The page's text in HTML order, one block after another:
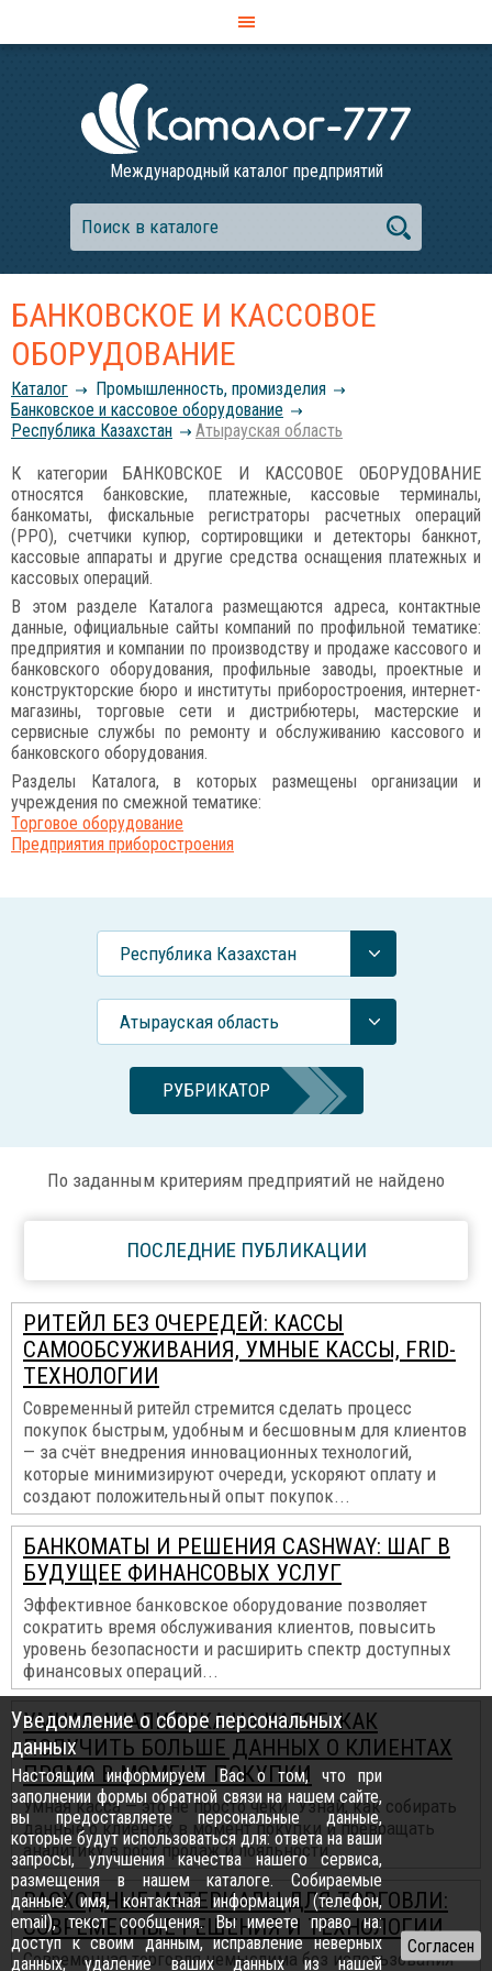
Международный каталог предприятий
БАНКОВСКОЕ И КАССОВОЕ
ОБОРУДОВАНИЕ
Каталог
Промышленность, промизделия
Банковское и кассовое оборудование
Республика Казахстан
Атырауская область
К категории БАНКОВСКОЕ И КАССОВОЕ ОБОРУДОВАНИЕ
относятся банковские, платежные, кассовые терминалы,
банкоматы, фискальные регистраторы расчетных операций
(РРО), счетчики купюр, сортировщики и детекторы банкнот,
кассовые аппараты и другие средства оснащения платежных и
кассовых операций.
В этом разделе Каталога размещаются адреса, контактные
данные, официальные сайты компаний по профильной тематике:
предприятия и компании по производству и продаже кассового и
банковского оборудования, профильные заводы, проектные и
конструкторские бюро и институты приборостроения, интернет-
магазины, торговые сети и дистрибютеры, мастерские и
сервисные службы по ремонту и обслуживанию кассового и
банковского оборудования.
Разделы Каталога, в которых размещены организации и
учреждения по смежной тематике:
Торговое оборудование
Предприятия приборостроения
Республика Казахстан
Атырауская область
РУБРИКАТОР
По заданным критериям предприятий не найдено
ПОСЛЕДНИЕ ПУБЛИКАЦИИ
РИТЕЙЛ БЕЗ ОЧЕРЕДЕЙ: КАССЫ
САМООБСУЖИВАНИЯ, УМНЫЕ КАССЫ, FRID-
ТЕХНОЛОГИИ
Современный ритейл стремится сделать процесс
покупок быстрым, удобным и бесшовным для клиентов
— за счёт внедрения инновационных технологий,
которые минимизируют очереди, ускоряют оплату и
создают положительный опыт покупок...
БАНКОМАТЫ И РЕШЕНИЯ CASHWAY: ШАГ В
БУДУЩЕЕ ФИНАНСОВЫХ УСЛУГ
Эффективное банковское оборудование позволяет
сократить время обслуживания клиентов, повысить
уровень безопасности и расширить спектр доступных
финансовых операций...
УМНАЯ АНАЛИТИКА НА КАССЕ: КАК
ПОЛУЧИТЬ БОЛЬШЕ ДАННЫХ О КЛИЕНТАХ
ПРЯМО В МОМЕНТ ПОКУПКИ
Умная касса — это не просто чеки. Узнай, как собирать
данные о клиентах в момент покупки и превращать
аналитику в рост продаж и лояльности...
РАСХОДНЫЕ МАТЕРИАЛЫ ДЛЯ ТОРГОВЛИ:
СОВРЕМЕННЫЕ РЕШЕНИЯ И ТЕХНОЛОГИИ
Современная торговля немыслима без использования
Уведомление о сборе персональных
данных
Настоящим информируем Вас о том, что при
заполнении формы обратной связи на нашем сайте,
вы предоставляете персональные данные,
которые будут использоваться для: ответа на ваши
запросы, улучшения качества нашего сервиса,
размещения в нашем каталоге. Собираемые
данные: имя, контактная информация (телефон,
email), текст сообщения. Вы имеете право на:
доступ к своим данным, исправление неверных
данных, удаление ваших данных из нашей